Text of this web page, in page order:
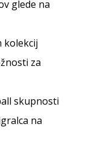
glede na
kolekcij
za
skupnosti
na